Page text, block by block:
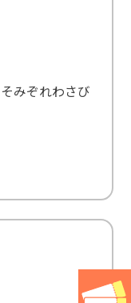
みぞれわさび